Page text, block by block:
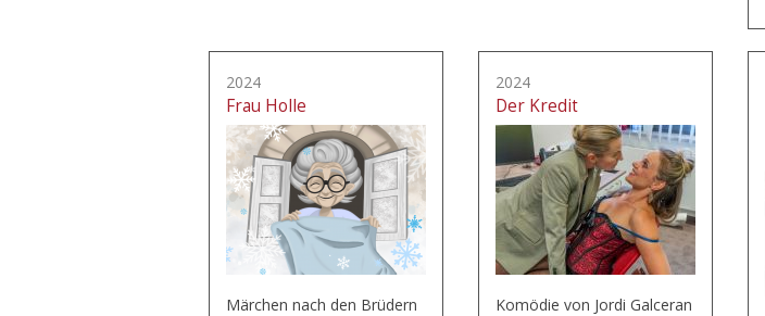
2024
Frau Holle
Märchen nach den Brüdern
2024
Der Kredit
Komödie von Jordi Galceran